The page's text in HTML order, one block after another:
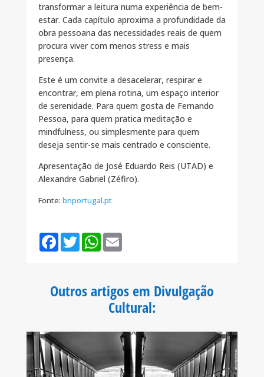
transformar a leitura numa experiência de bem-
estar. Cada capítulo aproxima a profundidade da
obra pessoana das necessidades reais de quem
procura viver com menos stress e mais
presença.
Este é um convite a desacelerar, respirar e
encontrar, em plena rotina, um espaço interior
de serenidade. Para quem gosta de Fernando
Pessoa, para quem pratica meditação e
mindfulness, ou simplesmente para quem
deseja sentir-se mais centrado e consciente.
Apresentação de José Eduardo Reis (UTAD) e
Alexandre Gabriel (Zéfiro).
Fonte: bnportugal.pt
F
o
T
w
r
W
p
E
Outros artigos em Divulgação
Cultural: